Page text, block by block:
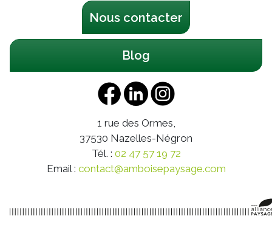
Nous contacter
Blog
1 rue des Ormes,
37530 Nazelles-Négron
Tél. : 02 47 57 19 72
Email : contact@amboisepaysage.com